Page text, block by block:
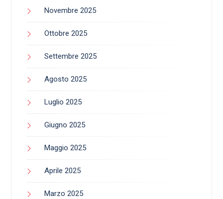
Novembre 2025
Ottobre 2025
Settembre 2025
Agosto 2025
Luglio 2025
Giugno 2025
Maggio 2025
Aprile 2025
Marzo 2025